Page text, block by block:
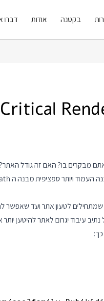
בקטנה אודות דברו
מבקרים בו? האם זה גודל
לטעון אתר ועד שאפשר
עיבוד יגרום לאתר להיטען